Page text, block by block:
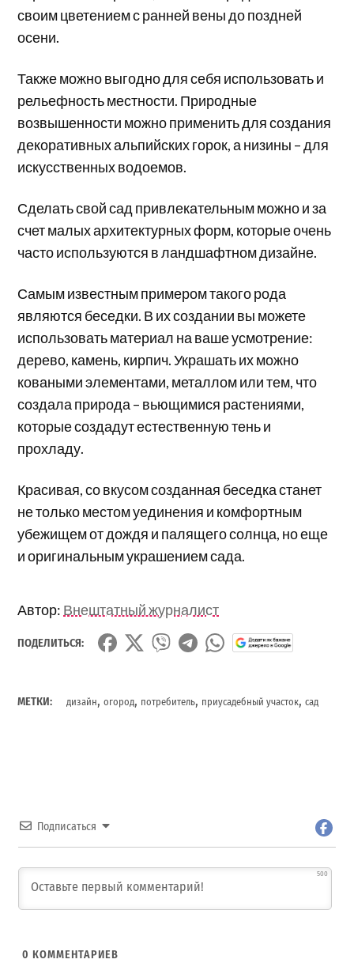
своим цветением с ранней вены до поздней
осени.
Также можно выгодно для себя использовать и
рельефность местности. Природные
возвышенности можно применить для создания
декоративных альпийских горок, а низины – для
искусственных водоемов.
Сделать свой сад привлекательным можно и за
счет малых архитектурных форм, которые очень
часто используются в ландшафтном дизайне.
Самым известным примером такого рода
являются беседки. В их создании вы можете
использовать материал на ваше усмотрение:
дерево, камень, кирпич. Украшать их можно
коваными элементами, металлом или тем, что
создала природа – вьющимися растениями,
которые создадут естественную тень и
прохладу.
Красивая, со вкусом созданная беседка станет
не только местом уединения и комфортным
убежищем от дождя и палящего солнца, но еще
и оригинальным украшением сада.
Автор: Внештатный журналист
ПОДЕЛИТЬСЯ:
МЕТКИ: дизайн,огород, потребитель, приусадебный участок,сад
Подписаться
500
0 КОММЕНТАРИЕВ